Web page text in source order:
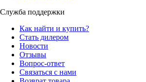
Служба поддержки
Как найти и купить?
Стать дилером
Новости
Отзывы
Вопрос-ответ
Связаться с нами